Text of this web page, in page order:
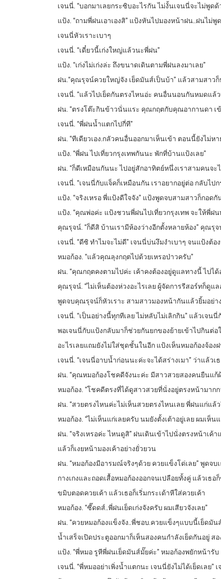
เจนนี่. “บอกมาเลยกระซิบอะไรกัน ไม่งั้นเจนนี่จะไม่พูดด้
แป้ง. “ถามพี่ฝนเอาเองสิ” แป้งหันไปมองหน้าฝน..ฝนไ
เจนนี่หัวเราะเบาๆ
เจนนี่. “เดี๋ยวนี้เก่งใหญ่แล้วนะพี่ฝน”
แป้ง. “เก่งไม่เก่งล่ะ ถึงขนาดเดินตามพี่ฝนลงมาเลย”
ฝน.“คุณรุจน์ควยใหญ่จัง เย็ดมันส์เป็นบ้า” แล้วสามสาว
เจนนี่. “แล้วไปเย็ดกันตรงไหนอ่ะ คนอื่นนอนกันหมดแล้ว
ฝน. “ตรงโต๊ะกินข้าวนั่นแระ คุณกฤตกับคุณอากานดา เ
เจนนี่. “พี่ฝนน้ำแตกไปกี่ที”
ฝน. “ทีเดียวเอง.กลัวคนอื่นออกมาเห็นเข้า ตอนนี้ยังไม่หา
แป้ง. “พี่ฝน ไปเที่ยวกรุงเทพกันนะ พักที่บ้านแป้งเลย”
ฝน. “ก็ดีเหมือนกันนะ ไปอยู่สักอาทิตย์หนึ่งเราสามคนจะ
เจนนี่. “เจนนี่กับแจ็คก็เหมือนกัน เราอยากอยู่ต่อ กลับไป
แป้ง. “จริงเหรอ พี่แป้งดีใจจัง” แป้งพูดจบสามสาวก็ก
แป้ง. “คุณพ่อค่ะ แป้งชวนพี่ฝนไปเที่ยวกรุงเทพ จะให้พี่ฝน
คุณรุจน์. “ก็ดีสิ บ้านเรามีห้องว่างอีกตั้งหลายห้อง” คุณรุ
เจนนี่. “ดีซิ ทำไมจะไม่ดี” เจนนี่บ่นงึมงำเบาๆ จนแป้งต้
หมอก้อง. “แล้วคุณลุงกฤตไปด้วยเหรอป่าวครับ”
ฝน. “คุณกฤตคงตามไปค่ะ เค้าคงต้องอยู่ดูแลทางนี้ ไปไ
คุณรุจน์. “ไม่เห็นต้องห่วงอะไรเลย ผู้จัดการรีสอร์ทก็ดูแ
พูดจบคุณรุจน์ก็หัวเราะ สามสาวมองหน้ากันแล้วยิ้มอย่
เจนนี่. “เป็นอย่างนี้ทุกทีเลย ไม่หลับไม่เลิกกิน” แล้วเ
พอเจนนี่กับแป้งกลับมาก็ช่วยกันยกของย้ายเข้าไปกินต่
อะไรเลยแถมยังไม่ใส่ชุดชั้นในอีก แป้งเห็นหมอก้องจ้อง
เจนนี่. “เจนนี่อาบน้ำก่อนนะค่ะจะได้สร่างเมา” ว่าแล้
ฝน. “คุณหมอก้องโชคดีจังนะค่ะ มีสาวสวยสองคนยืนแก้
หมอก้อง. “โชคดีตรงที่ได้ดูสาวสวยที่นั่งอยู่ตรงหน้ามากก
ฝน. “สวยตรงไหนค่ะไม่เห็นสวยตรงไหนเลย พี่ฝนแก่แล้
หมอก้อง. “ไม่เห็นแก่เลยครับ นมยังตั้งเต้าอยู่เลย ผมเห็น
ฝน. “จริงเหรอค่ะ ไหนดูสิ” ฝนเดินเข้าไปนั่งตรงหน้าเค้
แล้วก็เงยหน้ามองเค้าอย่างยั่วยวน
ฝน. “หมอก้องมีอารมณ์จริงๆด้วย ควยแข็งโด่เลย” พูดจ
กางเกงและถอดเสื้อหมอก้องออกจนเปลือยทั้งคู่ แล้วเ
ขมิบตอดควยเค้า แล้วเธอก็เริ่มกระเด้าหีใส่ควยเค้า
หมอก้อง. “ซี๊ดดส์..พี่ฝนเย็ดเก่งจังครับ ผมเสียวจังเลย”
ฝน. “ควยหมอก้องแข็งจัง..พี่ชอบ.ควยแข็งๆแบบนี้เย็ดมั
น้ำเสร็จเปิดประตูออกมาก็เห็นสองคนกำลังเย็ดกันอยู่ ส
แป้ง. “พี่หมอ รูหีพี่ฝนเย็ดมันส์มั๊ยค่ะ” หมอก้องพยักหน้ารับ
เจนนี่. “พี่หมออย่าเพิ่งน้ำแตกนะ เจนนี่ยังไม่ได้เย็ดเลย